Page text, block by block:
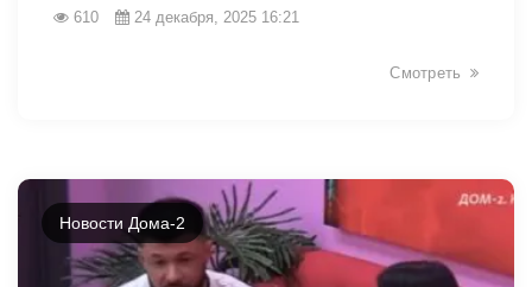
610 24 декабря, 2025 16:21
Смотреть
Новости Дома-2